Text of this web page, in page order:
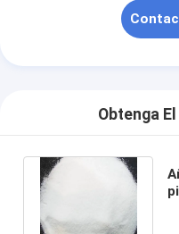
Obtenga